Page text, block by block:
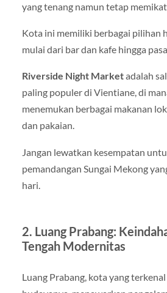
yang tenang namun tetap
Kota ini memiliki berbagai pilihan
mulai dari bar dan kafe hingga
Riverside Night Marketadalah
paling populer di Vientiane, di
menemukan berbagai makanan
dan pakaian.
Jangan lewatkan kesempatan
pemandangan Sungai Mekong
hari.
2. Luang Prabang:
Tengah Modernitas
Luang Prabang, kota yang